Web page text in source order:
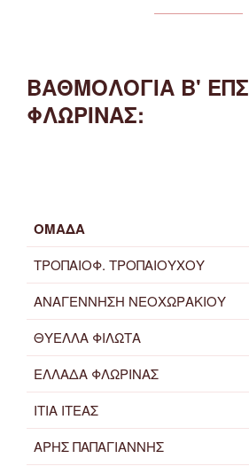
ΒΑΘΜΟΛΟΓΙΑ Β' ΕΠΣ
ΦΛΩΡΙΝΑΣ:
ΟΜΑΔΑ
ΤΡΟΠΑΙΟΦ. ΤΡΟΠΑΙΟΥΧΟΥ
ΑΝΑΓΕΝΝΗΣΗ ΝΕΟΧΩΡΑΚΙΟΥ
ΘΥΕΛΛΑ ΦΙΛΩΤΑ
ΕΛΛΑΔΑ ΦΛΩΡΙΝΑΣ
ΙΤΙΑ ΙΤΕΑΣ
ΑΡΗΣ ΠΑΠΑΓΙΑΝΝΗΣ